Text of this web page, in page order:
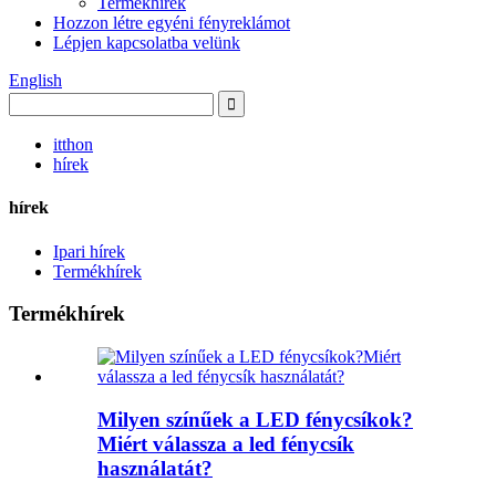
Hozzon létre egyéni fényreklámot
Lépjen kapcsolatba velünk
English
itthon
hírek
hírek
Ipari hírek
Termékhírek
Termékhírek
Milyen színűek a LED fénycsíkok?
Miért válassza a led fénycsík
használatát?